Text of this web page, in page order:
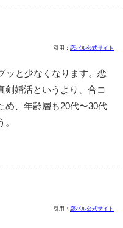
引用： 恋バル公式サイト
ッと少なくなります。恋
剣婚活というより、合コ
め、年齢層も20代〜30代
引用： 恋バル公式サイト